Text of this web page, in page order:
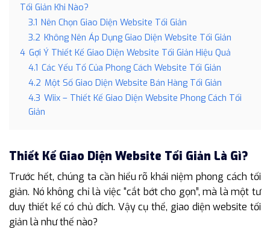
Tối Giản Khi Nào?
3.1 Nên Chọn Giao Diện Website Tối Giản
3.2 Không Nên Áp Dụng Giao Diện Website Tối Giản
4 Gợi Ý Thiết Kế Giao Diện Website Tối Giản Hiệu Quả
4.1 Các Yếu Tố Của Phong Cách Website Tối Giản
4.2 Một Số Giao Diện Website Bán Hàng Tối Giản
4.3 Wiix – Thiết Kế Giao Diện Website Phong Cách Tối
Giản
Thiết Kế Giao Diện Website Tối Giản Là Gì?
Trước hết, chúng ta cần hiểu rõ khái niệm phong cách tối
giản. Nó không chỉ là việc “cắt bớt cho gọn”, mà là một tư
duy thiết kế có chủ đích. Vậy cụ thể, giao diện website tối
giản là như thế nào?